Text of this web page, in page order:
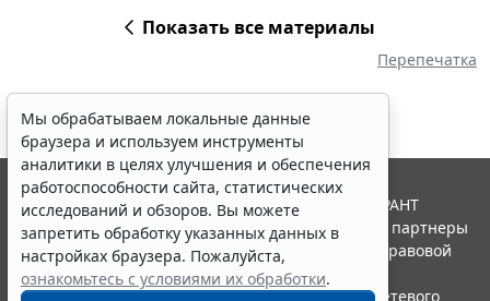
Показать все материалы
Перепечатка
Мы обрабатываем локальные данные
браузера и используем инструменты
аналитики в целях улучшения и обеспечения
работоспособности сайта, статистических
исследований и обзоров. Вы можете
запретить обработку указанных данных в
настройках браузера. Пожалуйста,
ознакомьтесь с условиями их обработки.
© ООО "НПП "ГАРАНТ-СЕРВИС", 2026. Система ГАРАНТ
выпускается с 1990 года. Компания "Гарант" и ее партнеры
являются участниками Российской ассоциации правовой
информации ГАРАНТ.
Портал ГАРАНТ.РУ зарегистрирован в качестве сетевого